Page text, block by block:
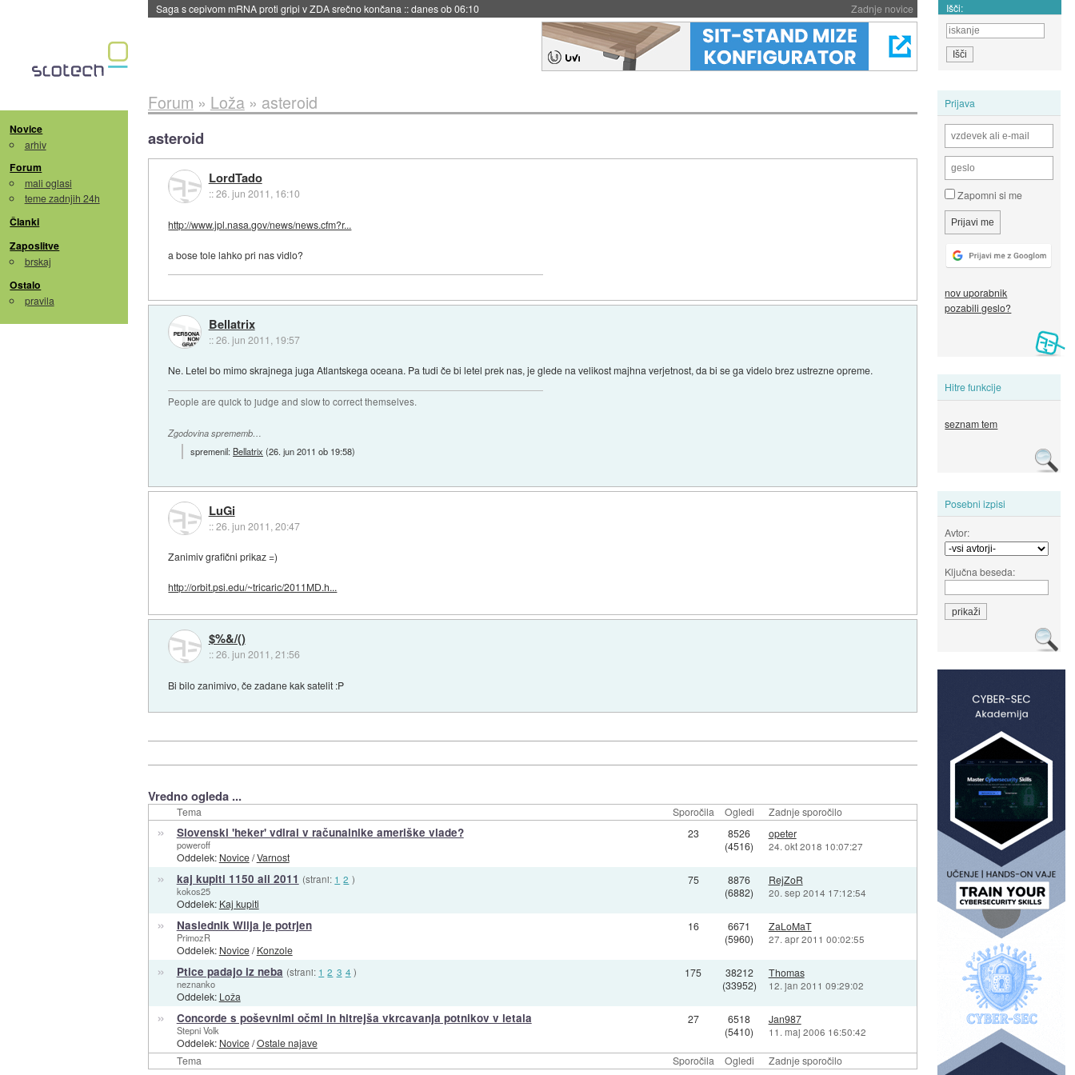
Zadnje novice
Saga s cepivom mRNA proti gripi v ZDA srečno končana ::danes ob 06:10 Išči:
Novice
arhiv
Forum
mali oglasi
teme zadnjih 24h
Članki
Zaposlitve
brskaj
Ostalo
pravila
Prijava
Zapomni si me
nov uporabnik
pozabili geslo?
Hitre funkcije
seznam tem
Posebni izpisi
Avtor:
Ključna beseda:
Forum » Loža» asteroid
asteroid
LordTado
::26. jun 2011, 16:10
http://www.jpl.nasa.gov/news/news.cfm?r...
a bose tole lahko pri nas vidlo?
Bellatrix
::26. jun 2011, 19:57
Ne. Letel bo mimo skrajnega juga Atlantskega oceana. Pa tudi če bi letel prek nas, je glede na velikost majhna verjetnost, da bi se ga videlo brez ustrezne opreme.
People are quick to judge and slow to correct themselves.
Zgodovina sprememb…
spremenil:Bellatrix (26. jun 2011 ob 19:58)
LuGi
::26. jun 2011, 20:47
Zanimiv grafični prikaz =)
http://orbit.psi.edu/~tricaric/2011MD.h...
$%&/()
::26. jun 2011, 21:56
Bi bilo zanimivo, če zadane kak satelit :P
Vredno ogleda ...
Tema Sporočila Ogledi Zadnje sporočilo
Tema Sporočila Ogledi Zadnje sporočilo
» Slovenski 'heker' vdiral v računalnike ameriške vlade?
poweroff
Oddelek: Novice/Varnost
23
8526
(4516)
opeter
24. okt 2018 10:07:27
» kaj kupiti 1150 ali 2011 (strani: 1 2 )
kokos25
Oddelek: Kaj kupiti
75
8876
(6882)
RejZoR
20. sep 2014 17:12:54
» Naslednik Wiija je potrjen
PrimozR
Oddelek: Novice/Konzole
16
6671
(5960)
ZaLoMaT
27. apr 2011 00:02:55
» Ptice padajo iz neba (strani: 1 2 3 4 )
neznanko
Oddelek: Loža
175
38212
(33952)
Thomas
12. jan 2011 09:29:02
» Concorde s poševnimi očmi in hitrejša vkrcavanja potnikov v letala
Stepni Volk
Oddelek: Novice/Ostale najave
27
6518
(5410)
Jan987
11. maj 2006 16:50:42